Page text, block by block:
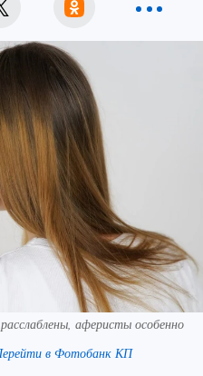
аферисты особенно
в Фотобанк КП